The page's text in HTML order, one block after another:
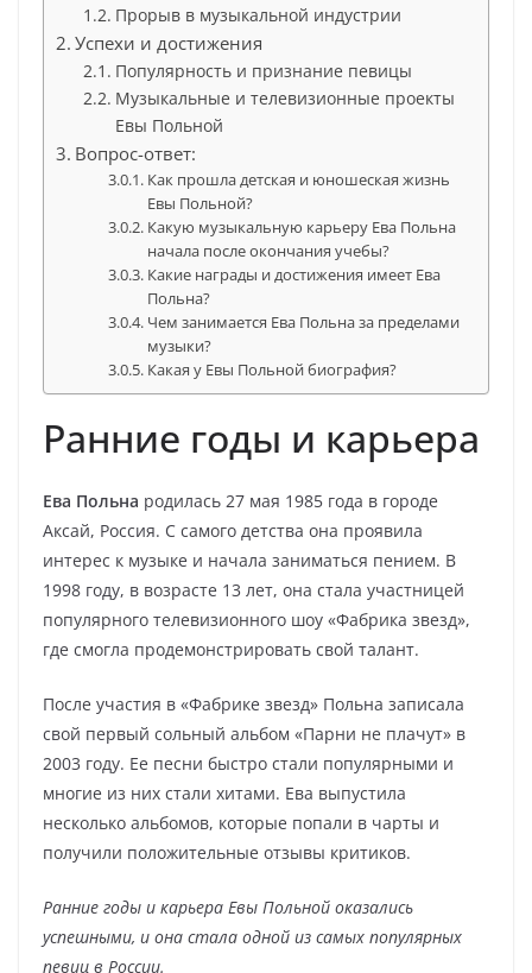
Прорыв в музыкальной индустрии
Успехи и достижения
Популярность и признание певицы
Музыкальные и телевизионные проекты
Евы Польной
Вопрос-ответ:
Как прошла детская и юношеская жизнь
Евы Польной?
Какую музыкальную карьеру Ева Польна
начала после окончания учебы?
Какие награды и достижения имеет Ева
Польна?
Чем занимается Ева Польна за пределами
музыки?
Какая у Евы Польной биография?
Ранние годы и карьера
Ева Польна родилась 27 мая 1985 года в городе
Аксай, Россия. С самого детства она проявила
интерес к музыке и начала заниматься пением. В
1998 году, в возрасте 13 лет, она стала участницей
популярного телевизионного шоу «Фабрика звезд»,
где смогла продемонстрировать свой талант.
После участия в «Фабрике звезд» Польна записала
свой первый сольный альбом «Парни не плачут» в
2003 году. Ее песни быстро стали популярными и
многие из них стали хитами. Ева выпустила
несколько альбомов, которые попали в чарты и
получили положительные отзывы критиков.
Ранние годы и карьера Евы Польной оказались
успешными, и она стала одной из самых популярных
певиц в России.